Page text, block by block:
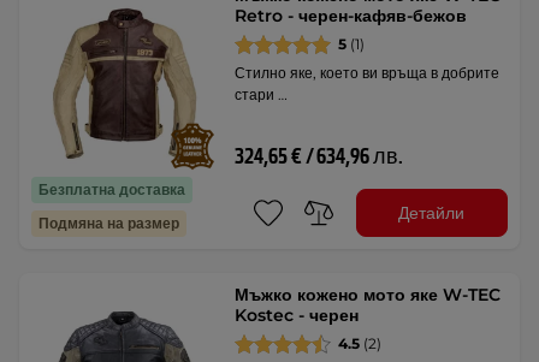
Безплатна доставка
Подмяна на размер
Retro - черен-кафяв-бежов
5 (1)
Стилно яке, което ви връща в добрите
стари …
324,65 € / 634,96 лв.
Детайли
Мъжко кожено мото яке W-TEC
Kostec - черен
4.5 (2)